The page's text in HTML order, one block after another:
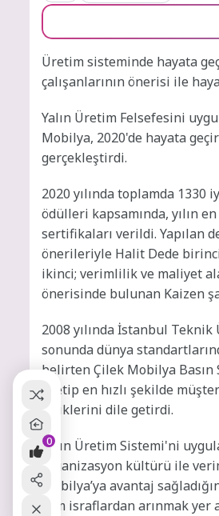
Üretim sisteminde hayata
çalışanlarının önerisi ile
Yalın Üretim Felsefesini
Mobilya, 2020'de hayata
gerçekleştirdi.
2020 yılında toplamda
ödülleri kapsamında, yılın
sertifikaları verildi. Yapılan
önerileriyle Halit Dede
ikinci; verimlilik ve maliyet
önerisinde bulunan Kaizen
2008 yılında İstanbul
sonunda dünya
belirten Çilek Mobilya
üretip en hızlı şekilde
ettiklerini dile getirdi.
Yalın Üretim Sistemi'ni
organizasyon kültürü ile
Mobilya’ya avantaj
tüm israflardan arınmak
0